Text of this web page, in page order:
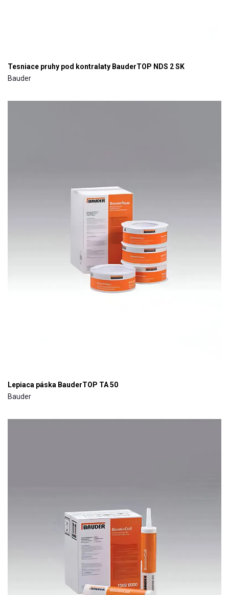
Tesniace pruhy pod kontralaty BauderTOP NDS 2 SK
Bauder
Lepiaca páska BauderTOP TA 50
Bauder